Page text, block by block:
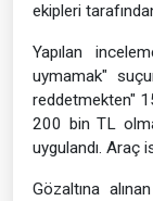
ekipleri
Yapılan
uymamak"
reddetmekten"
200 bin TL
uygulandı. Araç
Gözaltına